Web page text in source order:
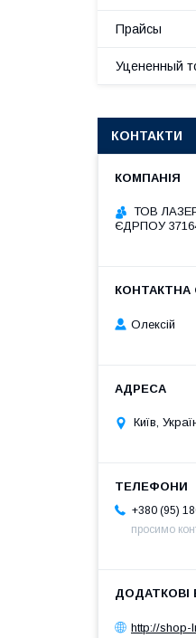
Прайсы
Уцененный
КОНТАКТИ
ТОВ
ЄДРПОУ
Олексій
Київ,
+380 (95)
просимо
http://shop-